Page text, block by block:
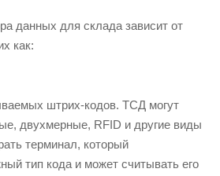
данных для склада зависит от
как:
штрих-кодов. ТСД могут
двухмерные, RFID и другие виды
терминал, который
тип кода и может считывать его